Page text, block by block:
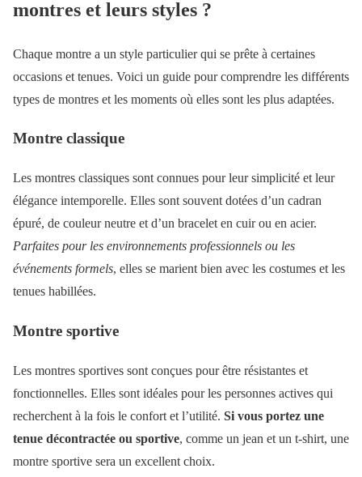
montres et leurs styles ?
Chaque montre a un style particulier qui se prête à certaines
occasions et tenues. Voici un guide pour comprendre les différents
types de montres et les moments où elles sont les plus adaptées.
Montre classique
Les montres classiques sont connues pour leur simplicité et leur
élégance intemporelle. Elles sont souvent dotées d’un cadran
épuré, de couleur neutre et d’un bracelet en cuir ou en acier.
Parfaites pour les environnements professionnels ou les
événements formels, elles se marient bien avec les costumes et les
tenues habillées.
Montre sportive
Les montres sportives sont conçues pour être résistantes et
fonctionnelles. Elles sont idéales pour les personnes actives qui
recherchent à la fois le confort et l’utilité. Si vous portez une
tenue décontractée ou sportive, comme un jean et un t-shirt, une
montre sportive sera un excellent choix.